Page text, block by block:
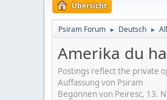
Übersicht
Psiram Forum ► Deutsch ►
Amerika du
Postings reflect the private
Auffassung von Psiram
Begonnen von Peiresc, 13.